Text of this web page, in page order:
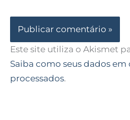
Este site utiliza o Akismet
Saiba como seus dados
processados.